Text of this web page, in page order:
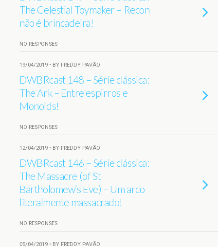
The Celestial Toymaker – Recon
não é brincadeira!
NO RESPONSES
19/04/2019 • BY FREDDY PAVÃO
DWBRcast 148 – Série clássica:
The Ark – Entre espirros e
Monoids!
NO RESPONSES
12/04/2019 • BY FREDDY PAVÃO
DWBRcast 146 – Série clássica:
The Massacre (of St
Bartholomew’s Eve) – Um arco
literalmente massacrado!
NO RESPONSES
05/04/2019 • BY FREDDY PAVÃO